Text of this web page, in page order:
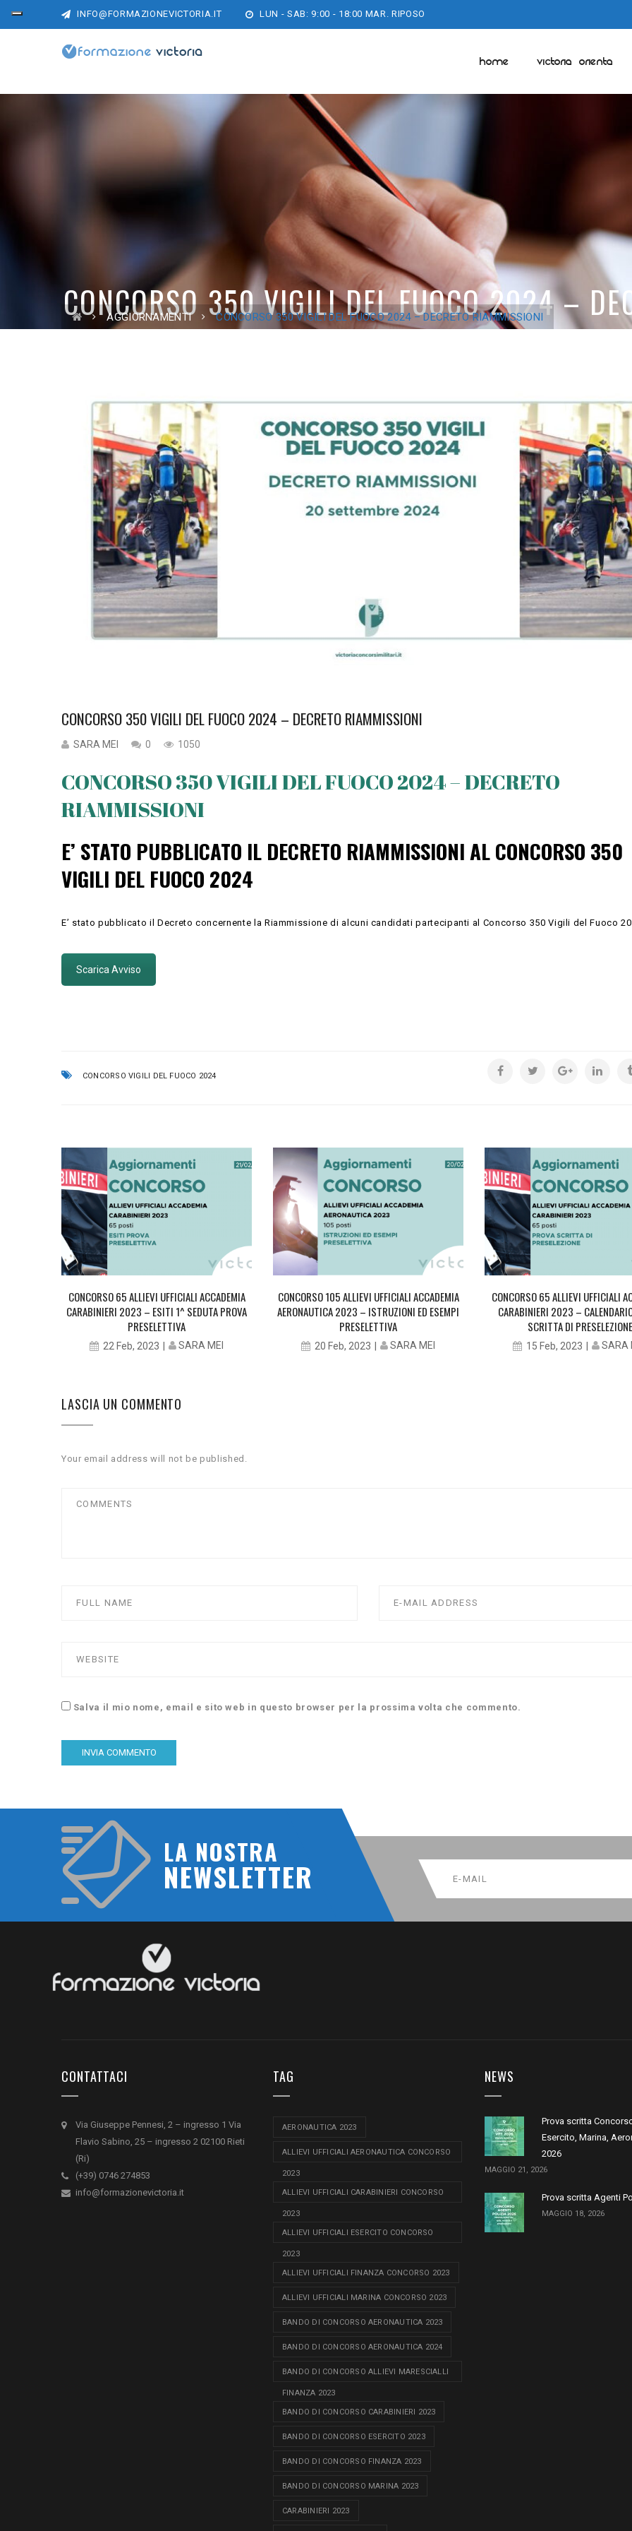
INFO@FORMAZIONEVICTORIA.IT LUN - SAB: 9:00 - 18:00 MAR. RIPOSO
HOME VICTORIA ORIENTA
CONCORSO 350 VIGILI DEL FUOCO 2024 –
AGGIORNAMENTI CONCORSO 350 VIGILI DEL FUOCO 2024 – DECRETO RIAMMISSIONI
CONCORSO 350 VIGILI DEL FUOCO 2024 – DECRETO RIAMMISSIONI
SARA MEI 0 1050
CONCORSO 350 VIGILI DEL FUOCO 2024 – DECRETO
RIAMMISSIONI
E’ STATO PUBBLICATO IL DECRETO RIAMMISSIONI AL CONCORSO 350
VIGILI DEL FUOCO 2024
E’ stato pubblicato il Decreto concernente la Riammissione di alcuni candidati partecipanti al Concorso 350 Vigili del Fuoco
Scarica Avviso
CONCORSO VIGILI DEL FUOCO 2024
CONCORSO 65 ALLIEVI UFFICIALI ACCADEMIA
CARABINIERI 2023 – ESITI 1^ SEDUTA PROVA
PRESELETTIVA
22 Feb, 2023 SARA MEI
CONCORSO 105 ALLIEVI UFFICIALI ACCADEMIA
AERONAUTICA 2023 – ISTRUZIONI ED ESEMPI
PRESELETTIVA
20 Feb, 2023 SARA MEI
CONCORSO 65 ALLIEVI UFFICIALI
CARABINIERI 2023 –
SCRITTA DI PRESELEZIONE
15 Feb, 2023 SARA
LASCIA UN COMMENTO
Your email address will not be published.
Salva il mio nome, email e sito web in questo browser per la prossima volta che commento.
LA NOSTRA
NEWSLETTER
CONTATTACI
Via Giuseppe Pennesi, 2 – ingresso 1 Via
Flavio Sabino, 25 – ingresso 2 02100 Rieti
(Ri)
(+39) 0746 274853
info@formazionevictoria.it
TAG
AERONAUTICA 2023
ALLIEVI UFFICIALI AERONAUTICA CONCORSO
2023
ALLIEVI UFFICIALI CARABINIERI CONCORSO
2023
ALLIEVI UFFICIALI ESERCITO CONCORSO
2023
ALLIEVI UFFICIALI FINANZA CONCORSO 2023
ALLIEVI UFFICIALI MARINA CONCORSO 2023
BANDO DI CONCORSO AERONAUTICA 2023
BANDO DI CONCORSO AERONAUTICA 2024
BANDO DI CONCORSO ALLIEVI MARESCIALLI
FINANZA 2023
BANDO DI CONCORSO CARABINIERI 2023
BANDO DI CONCORSO ESERCITO 2023
BANDO DI CONCORSO FINANZA 2023
BANDO DI CONCORSO MARINA 2023
CARABINIERI 2023
NEWS
Prova scritta
Esercito, Marina,
2026
MAGGIO 21, 2026
Prova scritta Agenti
MAGGIO 18, 2026